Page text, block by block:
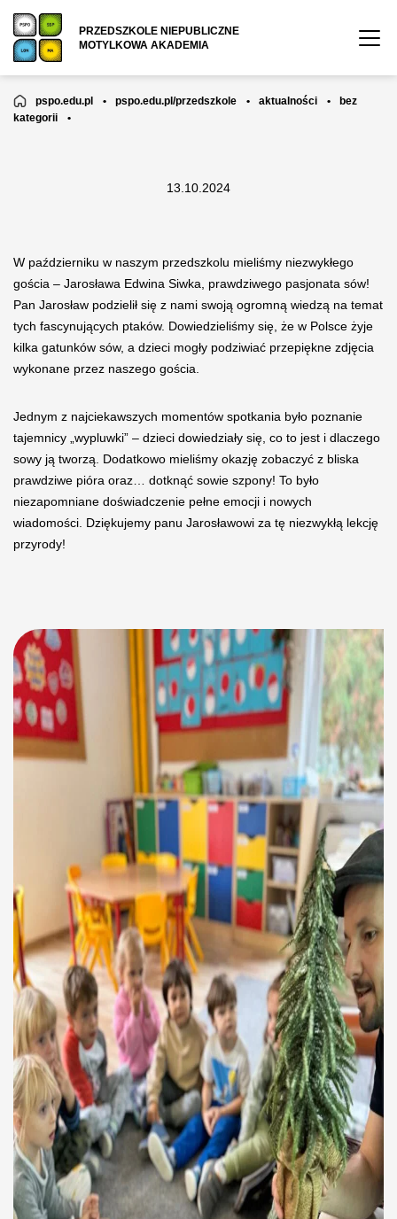
PRZEDSZKOLE NIEPUBLICZNE
MOTYLKOWA AKADEMIA
pspo.edu.pl • pspo.edu.pl/przedszkole • aktualności •
bez
kategorii
•
13.10.2024
W październiku w naszym przedszkolu mieliśmy niezwykłego
gościa – Jarosława Edwina Siwka, prawdziwego pasjonata sów!
Pan Jarosław podzielił się z nami swoją ogromną wiedzą na temat
tych fascynujących ptaków. Dowiedzieliśmy się, że w Polsce żyje
kilka gatunków sów, a dzieci mogły podziwiać przepiękne zdjęcia
wykonane przez naszego gościa.
Jednym z najciekawszych momentów spotkania było poznanie
tajemnicy „wypluwki” – dzieci dowiedziały się, co to jest i dlaczego
sowy ją tworzą. Dodatkowo mieliśmy okazję zobaczyć z bliska
prawdziwe pióra oraz… dotknąć sowie szpony! To było
niezapomniane doświadczenie pełne emocji i nowych
wiadomości. Dziękujemy panu Jarosławowi za tę niezwykłą lekcję
przyrody!